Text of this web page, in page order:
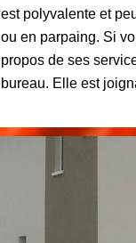
est polyvalente et
ou en parpaing. Si
propos de ses
bureau. Elle est